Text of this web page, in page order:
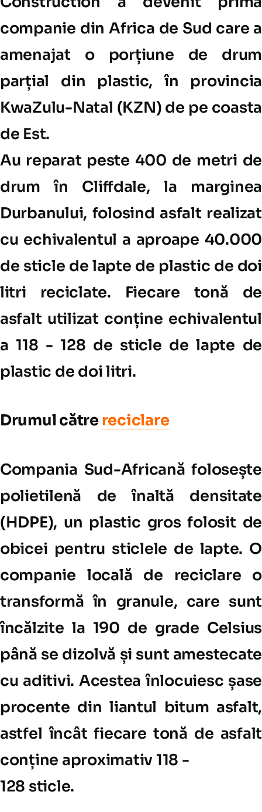
companie din Africa de Sud care a
amenajat o porțiune de drum
parțial din plastic, în provincia
KwaZulu-Natal (KZN) de pe coasta
de Est.
Au reparat peste 400 de metri de
drum în Cliffdale, la marginea
Durbanului, folosind asfalt realizat
cu echivalentul a aproape 40.000
de sticle de lapte de plastic de doi
litri reciclate. Fiecare tonă de
asfalt utilizat conține echivalentul
a 118 - 128 de sticle de lapte de
plastic de doi litri.
Drumul cătrereciclare
Compania Sud-Africană folosește
polietilenă de înaltă densitate
(HDPE), un plastic gros folosit de
obicei pentru sticlele de lapte. O
companie locală de reciclare o
transformă în granule, care sunt
încălzite la 190 de grade Celsius
până se dizolvă și sunt amestecate
cu aditivi. Acestea înlocuiesc șase
procente din liantul bitum asfalt,
astfel încât fiecare tonă de asfalt
conține aproximativ 118 -
128 sticle.